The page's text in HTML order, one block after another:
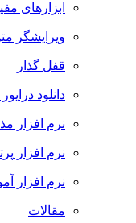
ابزارهای
ویرایشگر
قفل گذار
دانلود
نرم افزار
نرم افزار
نرم افزار
مقالات